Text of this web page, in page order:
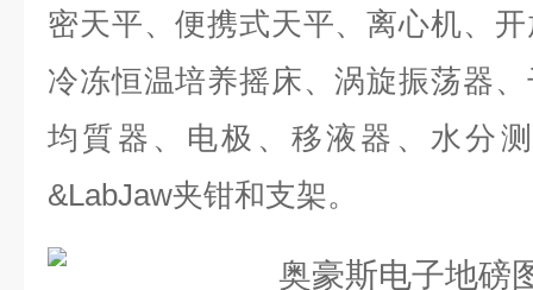
密天平、便携式天平、离心机、
冷冻恒温培养摇床、涡旋振荡器
均質器、电极、移液器、水分
&LabJaw夹钳和支架。